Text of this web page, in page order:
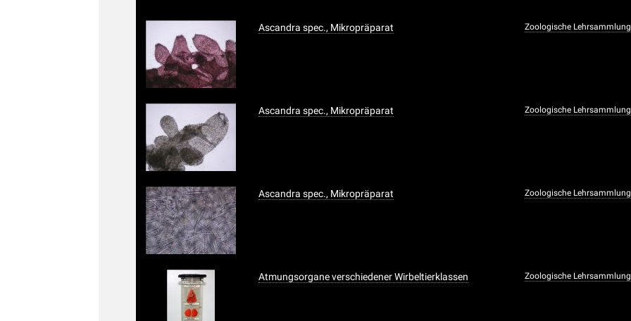
Ascandra spec., Mikropräparat Zoologische Lehrsammlung
Ascandra spec., Mikropräparat Zoologische Lehrsammlung
Ascandra spec., Mikropräparat Zoologische Lehrsammlung
Atmungsorgane verschiedener Wirbeltierklassen Zoologische Lehrsammlung